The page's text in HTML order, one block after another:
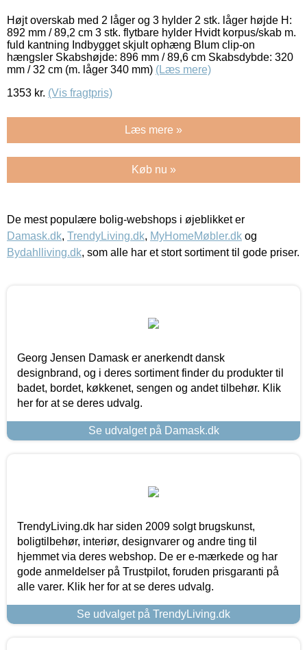
Højt overskab med 2 låger og 3 hylder 2 stk. låger højde H:
892 mm / 89,2 cm 3 stk. flytbare hylder Hvidt korpus/skab m.
fuld kantning Indbygget skjult ophæng Blum clip-on
hængsler Skabshøjde: 896 mm / 89,6 cm Skabsdybde: 320
mm / 32 cm (m. låger 340 mm) (Læs mere)
1353 kr. (Vis fragtpris)
Læs mere »
Køb nu »
De mest populære bolig-webshops i øjeblikket er
Damask.dk, TrendyLiving.dk, MyHomeMøbler.dk og
Bydahlliving.dk, som alle har et stort sortiment til gode priser.
Georg Jensen Damask er anerkendt dansk
designbrand, og i deres sortiment finder du produkter til
badet, bordet, køkkenet, sengen og andet tilbehør. Klik
her for at se deres udvalg.
Se udvalget på Damask.dk
TrendyLiving.dk har siden 2009 solgt brugskunst,
boligtilbehør, interiør, designvarer og andre ting til
hjemmet via deres webshop. De er e-mærkede og har
gode anmeldelser på Trustpilot, foruden prisgaranti på
alle varer. Klik her for at se deres udvalg.
Se udvalget på TrendyLiving.dk